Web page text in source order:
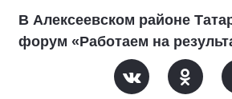
В Алексеевском районе
форум «Работаем на